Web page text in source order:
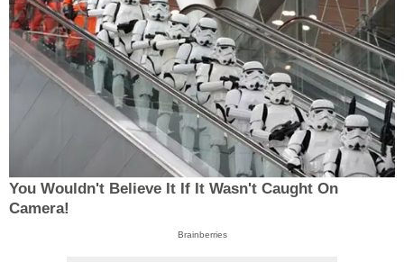
You Wouldn't Believe It If It Wasn't Caught On
Camera!
Brainberries